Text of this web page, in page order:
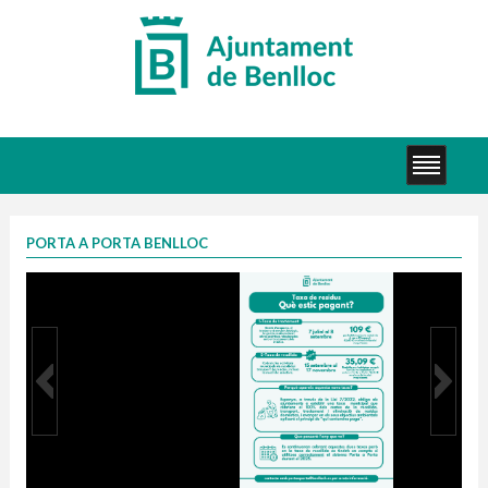
PORTA A PORTA BENLLOC